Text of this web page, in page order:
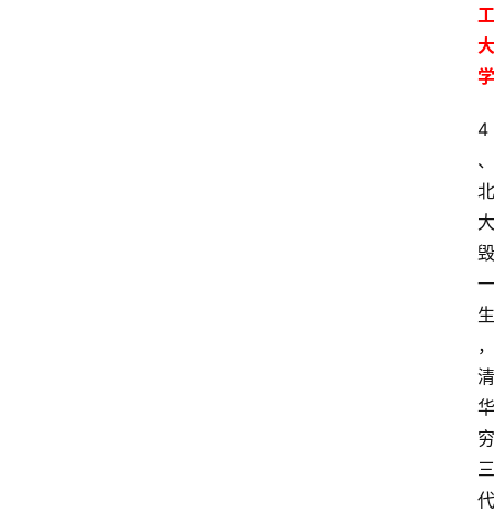
工
大
学
4
、
北
大
毁
一
生
，
清
华
穷
三
代